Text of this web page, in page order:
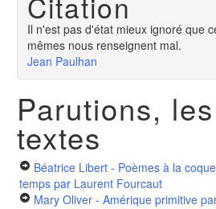
Il n'est pas d'état mieux ignoré que
mêmes nous renseignent mal.
Jean Paulhan
Parutions,
textes
Béatrice Libert - Poèmes à la
temps par Laurent Fourcaut
Mary Oliver - Amérique primitive